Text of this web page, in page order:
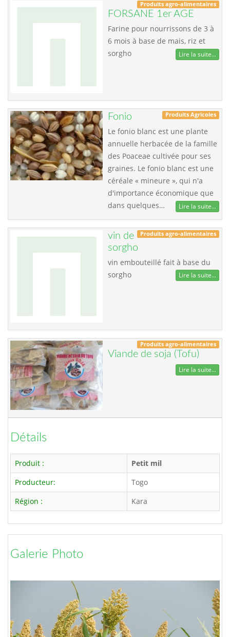
Produits agro-alimentaires
FORSANE 1er AGE
Farine pour nourrissons de 3 à
6 mois à base de mais, riz et
sorgho
Lire la suite...
Produits Agricoles
Fonio
Le fonio blanc est une plante
annuelle herbacée de la famille
des Poaceae cultivée pour ses
graines. Le fonio blanc est une
céréale « mineure », qui n'a
d'importance économique que
dans quelques…
Lire la suite...
Produits agro-alimentaires
vin de
sorgho
vin embouteillé fait à base du
sorgho
Lire la suite...
Produits agro-alimentaires
Viande de soja (Tofu)
Lire la suite...
Détails
Produit :
Petit mil
Producteur:
Togo
Région :
Kara
Galerie Photo